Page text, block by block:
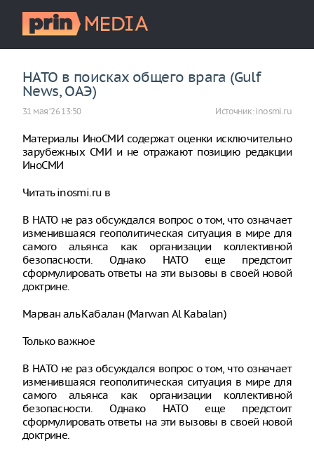
НАТО в поисках общего врага (Gulf
News, ОАЭ)
31 мая ‘26 13:50 Источник:inosmi.ru
Материалы ИноСМИ содержат оценки исключительно
зарубежных СМИ и не отражают позицию редакции
ИноСМИ
Читать inosmi.ru в
В НАТО не раз обсуждался вопрос о том, что означает
изменившаяся геополитическая ситуация в мире для
самого альянса как организации коллективной
безопасности. Однако НАТО еще предстоит
сформулировать ответы на эти вызовы в своей новой
доктрине.
Марван аль Кабалан (Marwan Al Kabalan)
Только важное
В НАТО не раз обсуждался вопрос о том, что означает
изменившаяся геополитическая ситуация в мире для
самого альянса как организации коллективной
безопасности. Однако НАТО еще предстоит
сформулировать ответы на эти вызовы в своей новой
доктрине.